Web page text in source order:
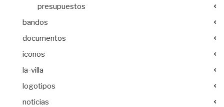
presupuestos
bandos
documentos
iconos
la-villa
logotipos
noticias